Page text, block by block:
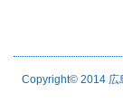
Copyright© 2014 広